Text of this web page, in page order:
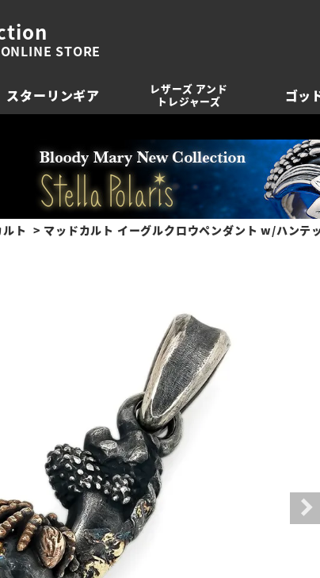
STORE
スターリンギア
レザーズ アンド
トレジャーズ
ゴッ
ト マッドカルト イーグルクロウペンダント w/ハン